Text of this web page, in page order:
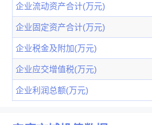
企业流动资产合计(万元)
企业固定资产合计(万元)
企业税金及附加(万元)
企业应交增值税(万元)
企业利润总额(万元)